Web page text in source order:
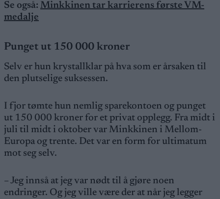
Se også: Minkkinen tar karrierens første VM-
medalje
Punget ut 150 000 kroner
Selv er hun krystallklar på hva som er årsaken til
den plutselige suksessen.
I fjor tømte hun nemlig sparekontoen og punget
ut 150 000 kroner for et privat opplegg. Fra midt i
juli til midt i oktober var Minkkinen i Mellom-
Europa og trente. Det var en form for ultimatum
mot seg selv.
– Jeg innså at jeg var nødt til å gjøre noen
endringer. Og jeg ville være der at når jeg legger